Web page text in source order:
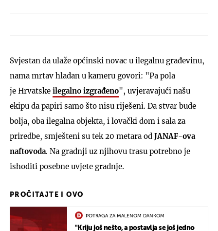
Svjestan da ulaže općinski novac u ilegalnu građevinu,
nama mrtav hladan u kameru govori: "Pa pola
je Hrvatske ilegalno izgrađeno", uvjeravajući našu
ekipu da papiri samo što nisu riješeni. Da stvar bude
bolja, oba ilegalna objekta, i lovački dom i sala za
priredbe, smješteni su tek 20 metara od JANAF-ova
naftovoda. Na gradnji uz njihovu trasu potrebno je
ishoditi posebne uvjete gradnje.
PROČITAJTE I OVO
POTRAGA ZA MALENOM DANKOM
"Kriju još nešto, a postavlja se još jedno